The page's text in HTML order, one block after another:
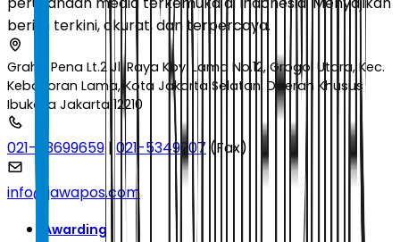
berita terkini, akurat, dan terpercaya.
Graha Pena Lt.2 Jl. Raya Kby. Lama No.12, Grogol Utara, Kec.
Kebayoran Lama, Kota Jakarta Selatan, Daerah Khusus
Ibukota Jakarta 12210
021-53699659 | 021-5349207 (Fax)
info@jawapos.com
Awarding